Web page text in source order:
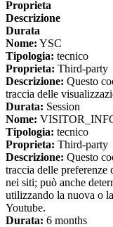
Proprieta
Descrizione
Durata
Nome: YSC
Tipologia: tecnico
Proprieta: Third-party
Descrizione: Questo
traccia delle
Durata: Session
Nome:
Tipologia: tecnico
Proprieta: Third-party
Descrizione: Questo
traccia delle
nei siti; può anche
utilizzando la nuova o
Youtube.
Durata: 6 months